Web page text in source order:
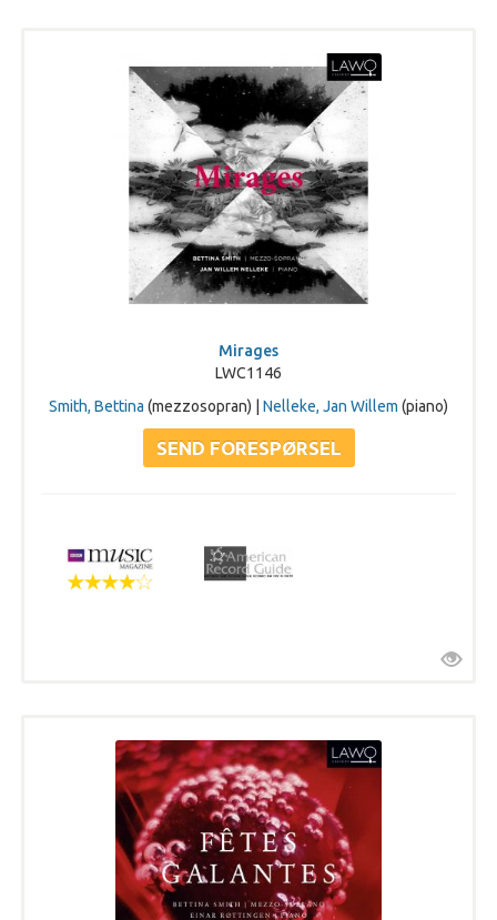
Mirages
LWC1146
Smith, Bettina (mezzosopran) | Nelleke, Jan Willem (piano)